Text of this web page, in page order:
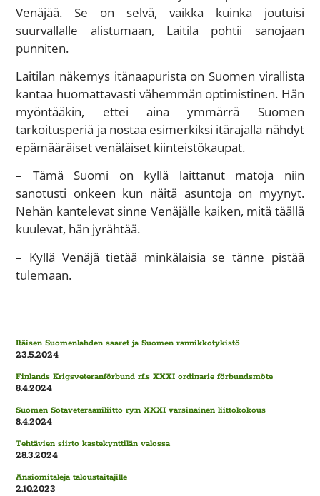
Venäjää. Se on selvä, vaikka kuinka joutuisi
suurvallalle alistumaan, Laitila pohtii sanojaan
punniten.
Laitilan näkemys itänaapurista on Suomen virallista
kantaa huomattavasti vähemmän optimistinen. Hän
myöntääkin, ettei aina ymmärrä Suomen
tarkoitusperiä ja nostaa esimerkiksi itärajalla nähdyt
epämääräiset venäläiset kiinteistökaupat.
– Tämä Suomi on kyllä laittanut matoja niin
sanotusti onkeen kun näitä asuntoja on myynyt.
Nehän kantelevat sinne Venäjälle kaiken, mitä täällä
kuulevat, hän jyrähtää.
– Kyllä Venäjä tietää minkälaisia se tänne pistää
tulemaan.
Itäisen Suomenlahden saaret ja Suomen rannikkotykistö
23.5.2024
Finlands Krigsveteranförbund rf.s XXXI ordinarie förbundsmöte
8.4.2024
Suomen Sotaveteraaniliitto ry:n XXXI varsinainen liittokokous
8.4.2024
Tehtävien siirto kastekynttilän valossa
28.3.2024
Ansiomitaleja taloustaitajille
2.10.2023